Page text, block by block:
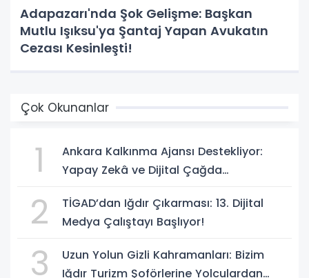
Adapazarı'nda Şok Gelişme: Başkan
Mutlu Işıksu'ya Şantaj Yapan Avukatın
Cezası Kesinleşti!
Çok Okunanlar
1
Ankara Kalkınma Ajansı Destekliyor:
Yapay Zekâ ve Dijital Çağda
Geliştirme Eğitimi Başlıyor!
2
TİGAD’dan Iğdır Çıkarması: 13. Dijital
Medya Çalıştayı Başlıyor!
3
Uzun Yolun Gizli Kahramanları: Bizim
Iğdır Turizm Şoförlerine Yolculardan